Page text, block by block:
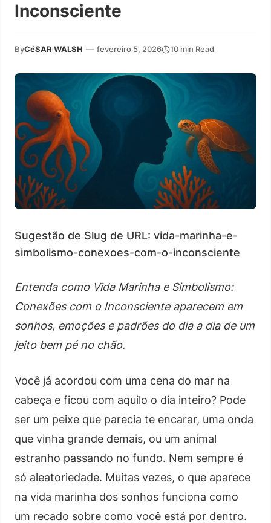
Inconsciente
ByCéSAR WALSH — fevereiro 5, 2026 10 min Read
Sugestão de Slug de URL: vida-marinha-e-
simbolismo-conexoes-com-o-inconsciente
Entenda como Vida Marinha e Simbolismo:
Conexões com o Inconsciente aparecem em
sonhos, emoções e padrões do dia a dia de um
jeito bem pé no chão.
Você já acordou com uma cena do mar na
cabeça e ficou com aquilo o dia inteiro? Pode
ser um peixe que parecia te encarar, uma onda
que vinha grande demais, ou um animal
estranho passando no fundo. Nem sempre é
só aleatoriedade. Muitas vezes, o que aparece
na vida marinha dos sonhos funciona como
um recado sobre como você está por dentro.